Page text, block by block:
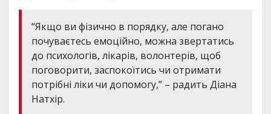
“Якщо ви фізично в порядку, але погано
почуваєтесь емоційно, можна звертатись
до психологів, лікарів, волонтерів, щоб
поговорити, заспокоїтись чи отримати
потрібні ліки чи допомогу,” – радить Діана
Натхір.